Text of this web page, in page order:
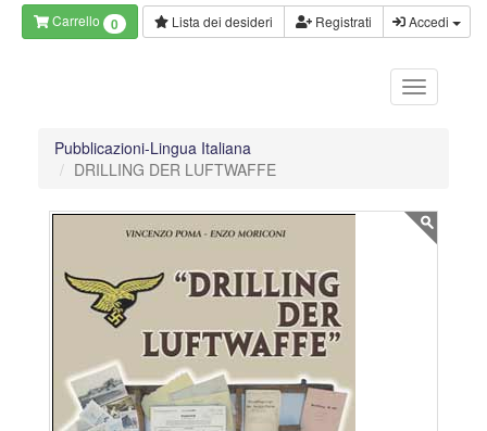
Carrello 0 Lista dei desideri Registrati Accedi
Pubblicazioni-Lingua Italiana
DRILLING DER LUFTWAFFE